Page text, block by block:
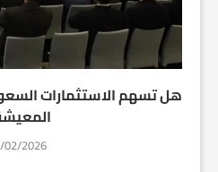
هل تسهم الاستثمارات
02/2026